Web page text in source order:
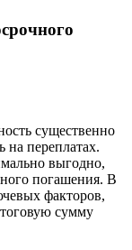
существенно
на переплатах.
выгодно,
погашения. В
факторов,
сумму